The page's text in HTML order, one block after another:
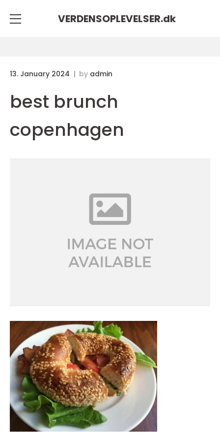
VERDENSOPLEVELSER.dk
13. January 2024 by admin
best brunch
copenhagen